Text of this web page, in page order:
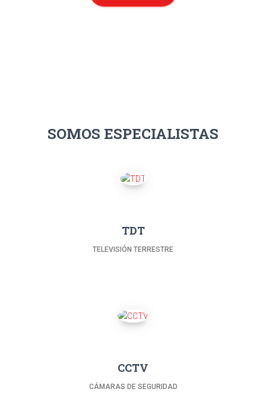
SOMOS ESPECIALISTAS
TDT
TELEVISIÓN TERRESTRE
CCTV
CÁMARAS DE SEGURIDAD